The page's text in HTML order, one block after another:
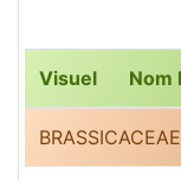
Visuel Nom
BRASSICACEAE